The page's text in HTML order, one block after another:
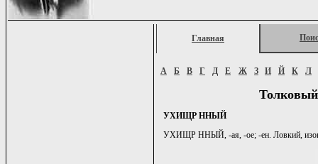
Главная
А Б В Г Д Е Ж З И Й К Л
УХИЩР ННЫЙ
УХИЩР ННЫЙ, -ая, -ое; -ен. Ловкий,